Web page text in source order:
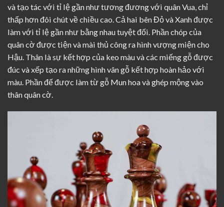
và tạo tác với tỉ lệ gần như tương đương với quân Vua, chỉ
thấp hơn đôi chút về chiều cao. Cả hai bên Đỏ và Xanh được
làm với tỉ lệ gần như bằng nhau tuyệt đối. Phần chóp của
quân cờ được tiện và mài thủ công ra hình vượng miện cho
Hậu. Thân là sự kết hợp của keo màu và các miếng gỗ được
đúc và xếp tạo ra những hình vân gỗ kết hợp hoàn hảo với
màu. Phần đế được làm từ gỗ Mun hoa và ghép mộng vào
thân quân cờ.